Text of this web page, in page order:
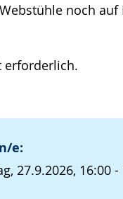
noch
erforderlich.
e:
27.9.2026, 16:00